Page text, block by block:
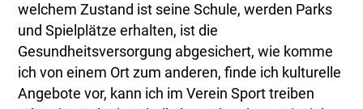
welchem Zustand ist seine Schule, werden Parks
und Spielplätze erhalten, ist die
Gesundheitsversorgung abgesichert, wie komme
ich von einem Ort zum anderen, finde ich kulturelle
Angebote vor, kann ich im Verein Sport treiben